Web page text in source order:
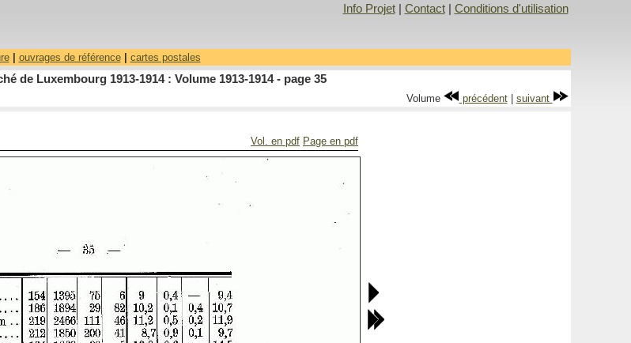
Info Projet| Contact| Conditions d'utilisation
| ouvrages de référence| cartes postales
de Luxembourg 1913-1914 : Volume 1913-1914 - page 35
Volume précédent| suivant
Vol. en pdf Page en pdf